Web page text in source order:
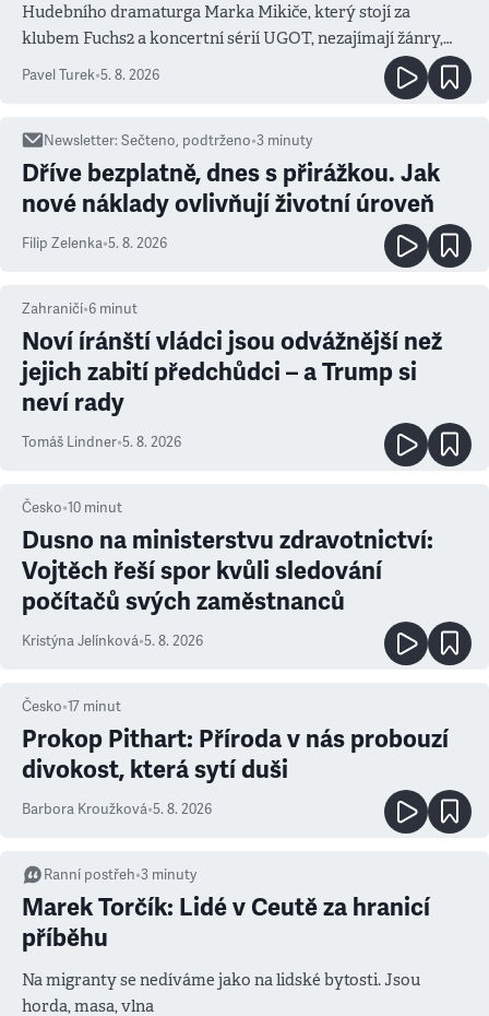
Hudebního dramaturga Marka Mikiče, který stojí za
klubem Fuchs2 a koncertní sérií UGOT, nezajímají žánry,
ale atmosféra
Pavel Turek•5. 8. 2026
Newsletter:Sečteno, podtrženo•3 minuty
Dříve bezplatně, dnes s přirážkou. Jak
nové náklady ovlivňují životní úroveň
Filip Zelenka•5. 8. 2026
Zahraničí•6 minut
Noví íránští vládci jsou odvážnější než
jejich zabití předchůdci – a Trump si
neví rady
Tomáš Lindner•5. 8. 2026
Česko•10 minut
Dusno na ministerstvu zdravotnictví:
Vojtěch řeší spor kvůli sledování
počítačů svých zaměstnanců
Kristýna Jelínková•5. 8. 2026
Česko•17 minut
Prokop Pithart: Příroda v nás probouzí
divokost, která sytí duši
Barbora Kroužková•5. 8. 2026
Ranní postřeh•3 minuty
Marek Torčík: Lidé v Ceutě za hranicí
příběhu
Na migranty se nedíváme jako na lidské bytosti. Jsou
horda, masa, vlna